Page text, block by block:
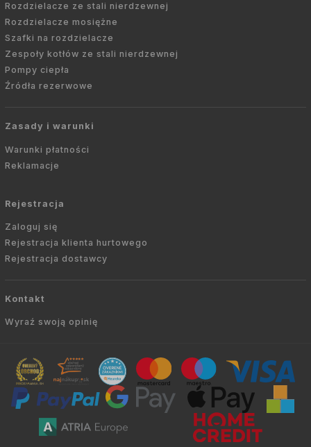
Rozdzielacze ze stali nierdzewnej
Rozdzielacze mosiężne
Szafki na rozdzielacze
Zespoły kotłów ze stali nierdzewnej
Pompy ciepła
Źródła rezerwowe
Zasady i warunki
Warunki płatności
Reklamacje
Rejestracja
Zaloguj się
Rejestracja klienta hurtowego
Rejestracja dostawcy
Kontakt
Wyraź swoją opinię